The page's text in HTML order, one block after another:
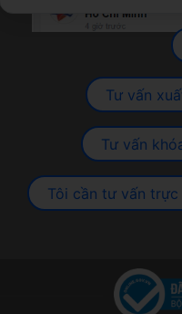
Tư vấn
Tư vấn
Tôi cần tư vấn